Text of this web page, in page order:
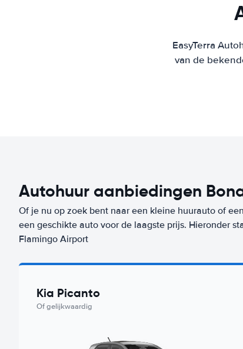
EasyTerra
van de
Autohuur aanbiedingen
Of je nu op zoek bent naar een kleine huurauto of
een geschikte auto voor de laagste prijs. Hieronder
Flamingo Airport
Kia Picanto
Of gelijkwaardig